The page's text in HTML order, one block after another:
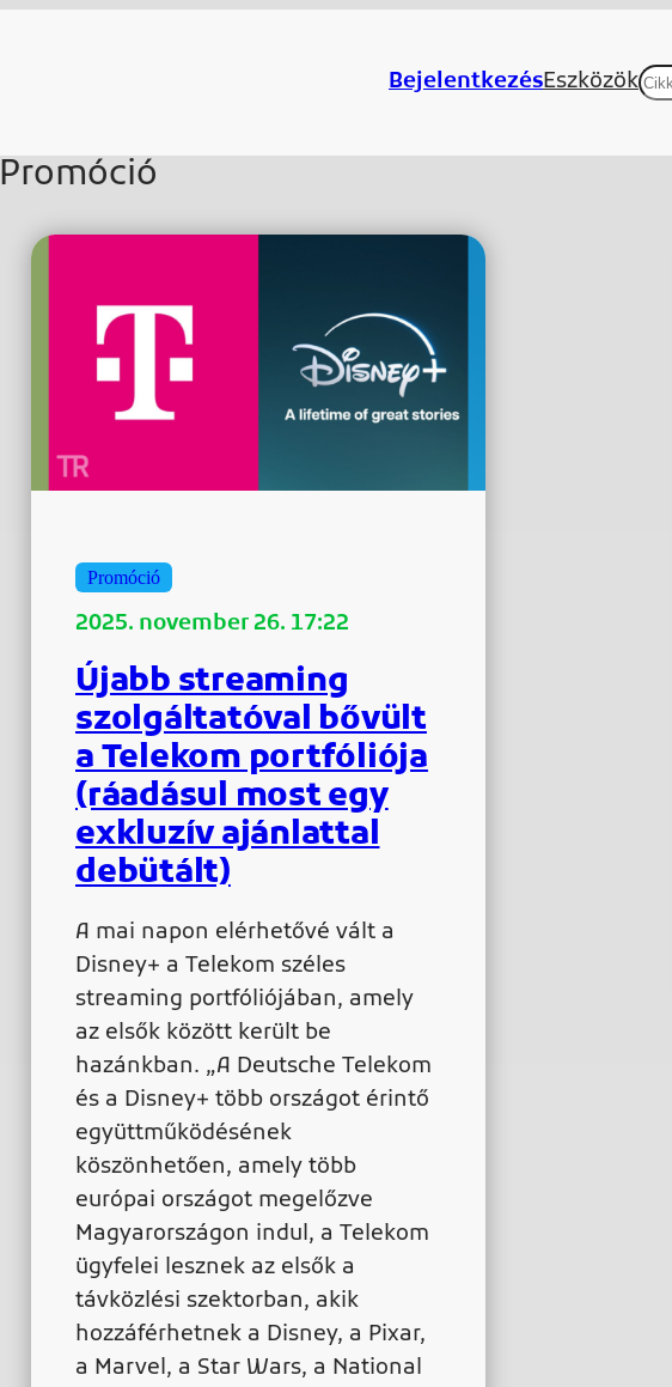
BejelentkezésEszközök
Promóció
Promóció
2025. november 26. 17:22
Újabb streaming
szolgáltatóval bővült
a Telekom portfóliója
(ráadásul most egy
exkluzív ajánlattal
debütált)
A mai napon elérhetővé vált a
Disney+ a Telekom széles
streaming portfóliójában, amely
az elsők között került be
hazánkban. „A Deutsche Telekom
és a Disney+ több országot érintő
együttműködésének
köszönhetően, amely több
európai országot megelőzve
Magyarországon indul, a Telekom
ügyfelei lesznek az elsők a
távközlési szektorban, akik
hozzáférhetnek a Disney, a Pixar,
a Marvel, a Star Wars, a National